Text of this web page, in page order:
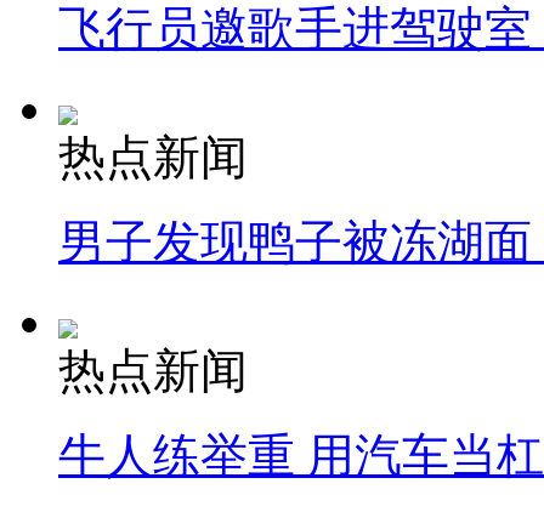
飞行员邀歌手进驾驶
热点新闻
男子发现鸭子被冻湖
热点新闻
牛人练举重 用汽车当